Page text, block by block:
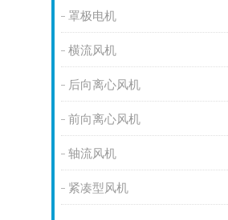
罩极电机
横流风机
后向离心风机
前向离心风机
轴流风机
紧凑型风机